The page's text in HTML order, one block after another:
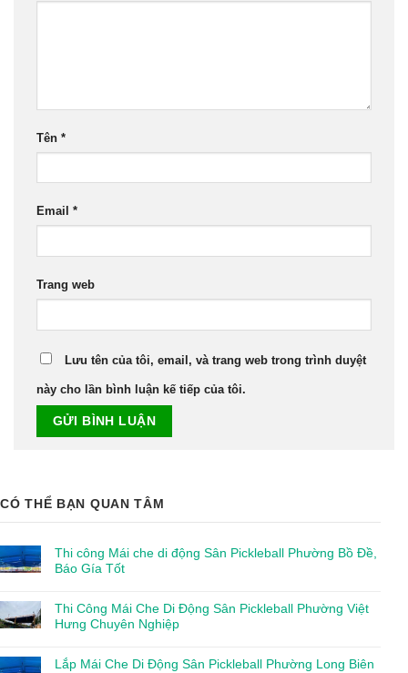
CÓ THỂ BẠN QUAN TÂM
Thi công Mái che di động Sân Pickleball Phường Bồ Đề,
Báo Gía Tốt
Thi Công Mái Che Di Động Sân Pickleball Phường Việt
Hưng Chuyên Nghiệp
Lắp Mái Che Di Động Sân Pickleball Phường Long Biên
Tên *
Email *
Trang web
Lưu tên của tôi, email, và trang web trong trình duyệt
này cho lần bình luận kế tiếp của tôi.